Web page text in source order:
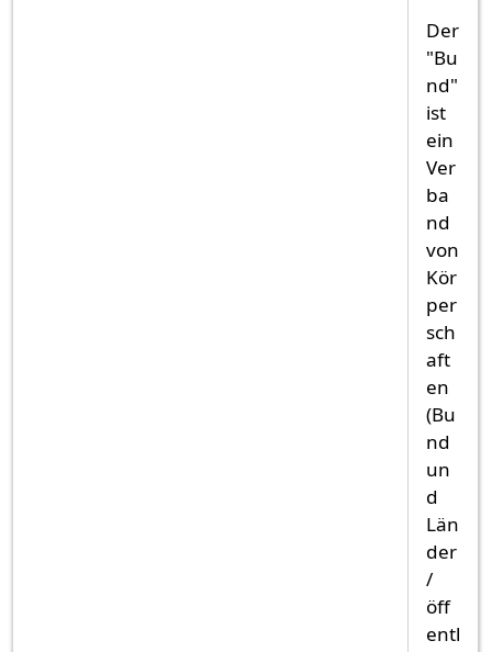
Der
"Bu
nd"
ist
ein
Ver
ba
nd
von
Kör
per
sch
aft
en
(Bu
nd
un
d
Län
der
/
öff
entl